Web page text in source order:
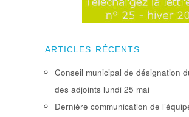
ARTICLES RÉCENTS
Conseil municipal de désignation
des adjoints lundi 25 mai
Dernière communication de